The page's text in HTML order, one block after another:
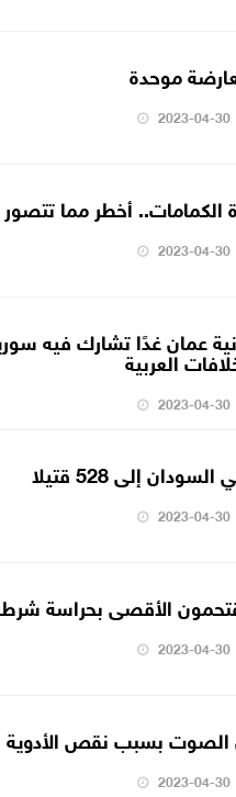
موحدة
2023-04-30
الكمامات.. أخطر مما تتصور
2023-04-30
عمان غدًا تشارك فيه
العربية
2023-04-30
إلى 528 قتيلا
2023-04-30
الأقصى بحراسة شرطة
2023-04-30
الصوت بسبب نقص الأدوية
2023-04-30